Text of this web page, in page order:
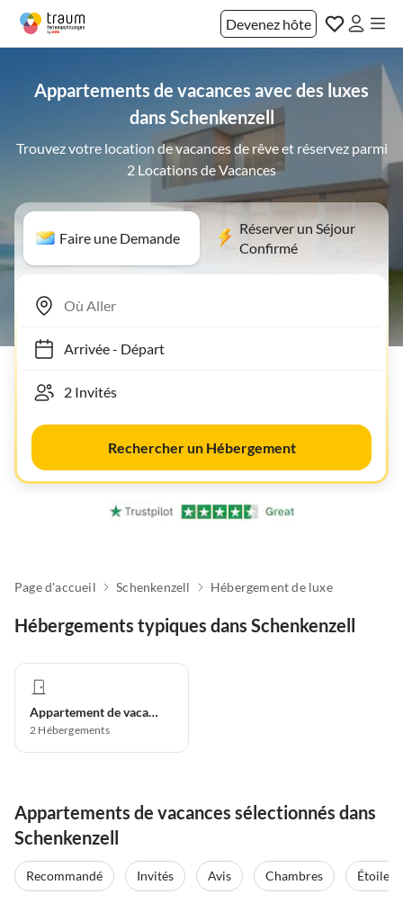
Devenez hôte
Appartements de vacances avec des luxes
dans Schenkenzell
Trouvez votre location de vacances de rêve et réservez parmi
2 Locations de Vacances
Faire une Demande
Réserver un Séjour
Confirmé
Arrivée- Départ
Rechercher un Hébergement
Page d'accueil Schenkenzell Hébergement de luxe
Hébergements typiques dans Schenkenzell
Appartement de vacances
2 Hébergements
Appartements de vacances sélectionnés dans
Schenkenzell
Recommandé Invités Avis Chambres
Étoiles